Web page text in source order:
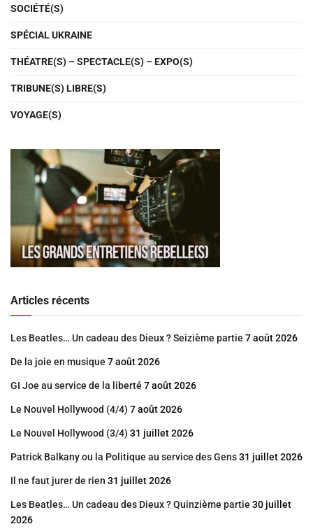
SOCIÉTÉ(S)
SPÉCIAL UKRAINE
THÉATRE(S) – SPECTACLE(S) – EXPO(S)
TRIBUNE(S) LIBRE(S)
VOYAGE(S)
Articles récents
Les Beatles… Un cadeau des Dieux ? Seizième partie 7 août 2026
De la joie en musique 7 août 2026
GI Joe au service de la liberté 7 août 2026
Le Nouvel Hollywood (4/4) 7 août 2026
Le Nouvel Hollywood (3/4) 31 juillet 2026
Patrick Balkany ou la Politique au service des Gens31 juillet 2026
Il ne faut jurer de rien 31 juillet 2026
Les Beatles… Un cadeau des Dieux ? Quinzième partie 30 juillet
2026